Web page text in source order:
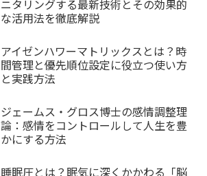
ニタリングする最新技術とその効果的
な活用法を徹底解説
アイゼンハワーマトリックスとは？時
間管理と優先順位設定に役立つ使い方
と実践方法
ジェームス・グロス博士の感情調整理
論：感情をコントロールして人生を豊
かにする方法
睡眠圧とは？眠気に深くかかわる「脳